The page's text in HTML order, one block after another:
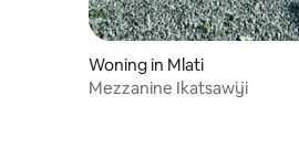
Woning in Mlati
Mezzanine Ikatsawiji